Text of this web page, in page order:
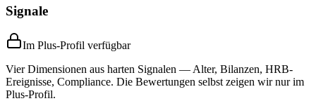
Signale
Im Plus-Profil verfügbar
Vier Dimensionen aus harten Signalen — Alter, Bilanzen, HRB-
Ereignisse, Compliance. Die Bewertungen selbst zeigen wir nur im
Plus-Profil.